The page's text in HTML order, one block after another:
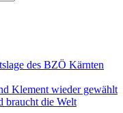
des BZÖ Kärnten
Klement wieder gewählt
braucht die Welt